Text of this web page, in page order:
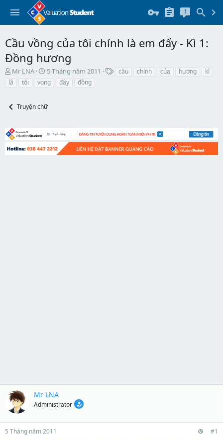
Cầu vồng của tôi chính là em đấy - Kì 1:
Đồng hương
T
h
a
t
a
r
Mr LNA
N
g
à
b
đ
u
5 Tháng năm 2011 câu chính của hương
kĩ
lã
tôi vong đây đồng
Truyện chữ
Mr LNA
Administrator
5 Tháng năm 2011 #1